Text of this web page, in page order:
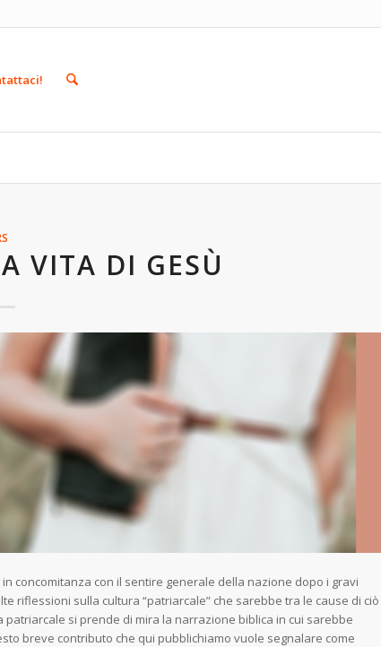
VITA DI GESÙ
in concomitanza con il sentire generale della nazione dopo i gravi
riflessioni sulla cultura “patriarcale” che sarebbe tra le cause di ciò
si prende di mira la narrazione biblica in cui sarebbe
breve contributo che qui pubblichiamo vuole segnalare come